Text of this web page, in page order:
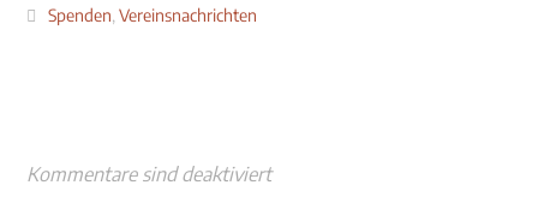
Spenden,Vereinsnachrichten
Kommentare sind deaktiviert